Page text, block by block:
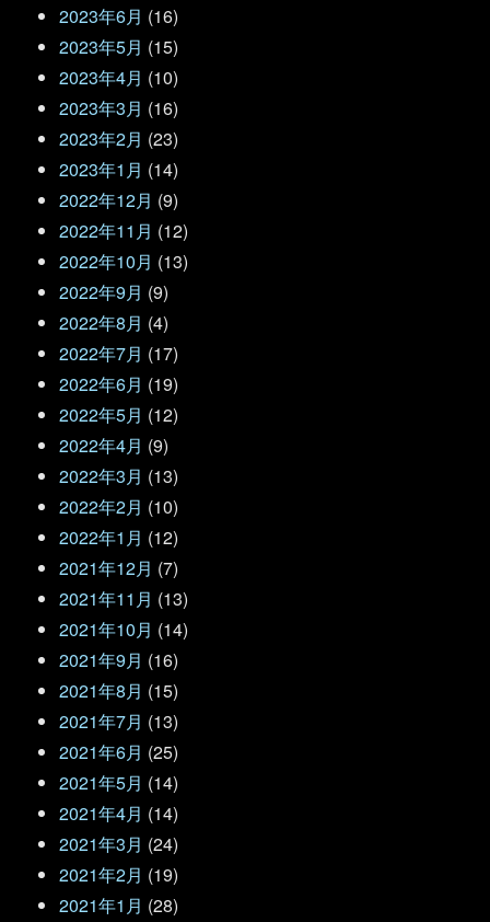
2023年6月 (16)
2023年5月 (15)
2023年4月 (10)
2023年3月 (16)
2023年2月 (23)
2023年1月 (14)
2022年12月 (9)
2022年11月 (12)
2022年10月 (13)
2022年9月 (9)
2022年8月 (4)
2022年7月 (17)
2022年6月 (19)
2022年5月 (12)
2022年4月 (9)
2022年3月 (13)
2022年2月 (10)
2022年1月 (12)
2021年12月 (7)
2021年11月 (13)
2021年10月 (14)
2021年9月 (16)
2021年8月 (15)
2021年7月 (13)
2021年6月 (25)
2021年5月 (14)
2021年4月 (14)
2021年3月 (24)
2021年2月 (19)
2021年1月 (28)